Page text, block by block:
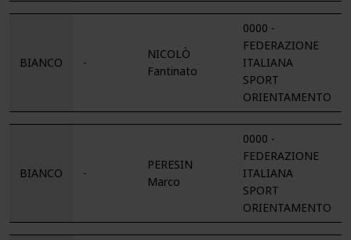
BIANCO -
NICOLÒ
Fantinato
0000 -
FEDERAZIONE
ITALIANA
SPORT
ORIENTAMENTO
BIANCO -
PERESIN
Marco
0000 -
FEDERAZIONE
ITALIANA
SPORT
ORIENTAMENTO